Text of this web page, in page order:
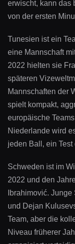
erwischt, kann das
von der ersten
Tunesien ist ein
eine Mannschaft
2022 hielten sie
späteren
Mannschaften der
spielt kompakt,
europäische
Niederlande wird
jeden Ball, ein
Schweden ist im
2022 und den
Ibrahimović.
und Dejan
Team, aber die
Niveau früherer